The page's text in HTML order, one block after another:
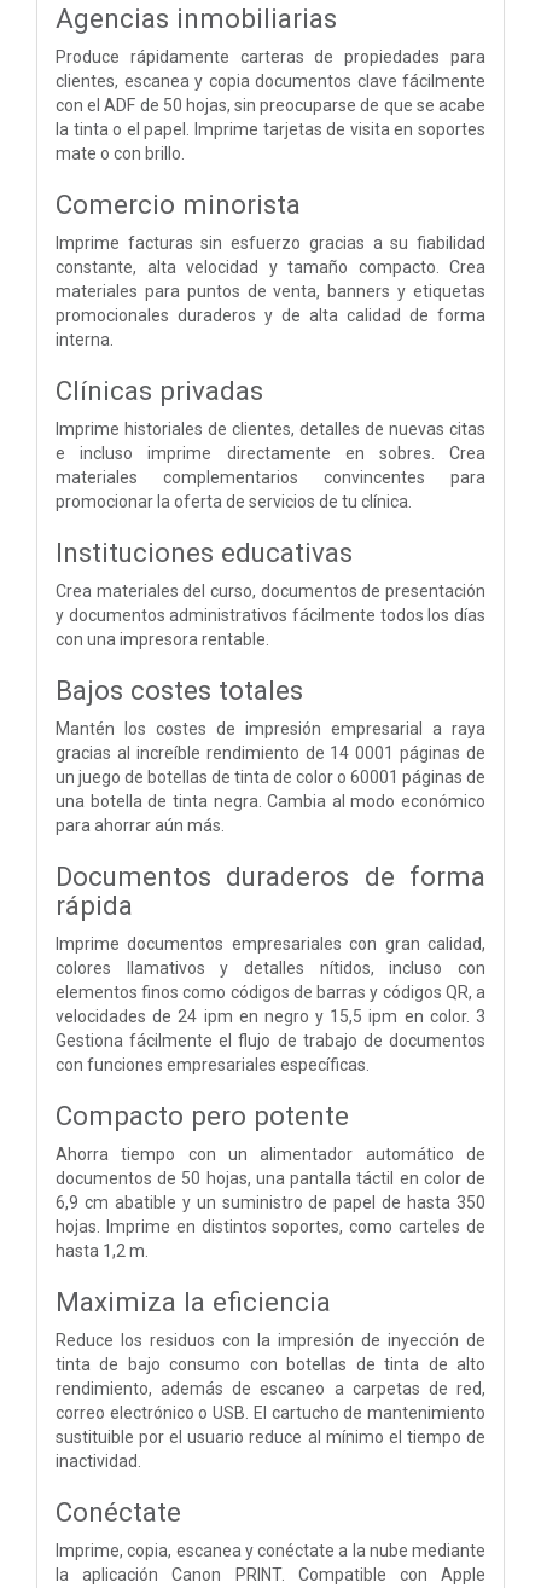
Agencias inmobiliarias
Produce rápidamente carteras de propiedades para
clientes, escanea y copia documentos clave fácilmente
con el ADF de 50 hojas, sin preocuparse de que se acabe
la tinta o el papel. Imprime tarjetas de visita en soportes
mate o con brillo.
Comercio minorista
Imprime facturas sin esfuerzo gracias a su fiabilidad
constante, alta velocidad y tamaño compacto. Crea
materiales para puntos de venta, banners y etiquetas
promocionales duraderos y de alta calidad de forma
interna.
Clínicas privadas
Imprime historiales de clientes, detalles de nuevas citas
e incluso imprime directamente en sobres. Crea
materiales complementarios convincentes para
promocionar la oferta de servicios de tu clínica.
Instituciones educativas
Crea materiales del curso, documentos de presentación
y documentos administrativos fácilmente todos los días
con una impresora rentable.
Bajos costes totales
Mantén los costes de impresión empresarial a raya
gracias al increíble rendimiento de 14 0001 páginas de
un juego de botellas de tinta de color o 60001 páginas de
una botella de tinta negra. Cambia al modo económico
para ahorrar aún más.
Documentos duraderos de forma
rápida
Imprime documentos empresariales con gran calidad,
colores llamativos y detalles nítidos, incluso con
elementos finos como códigos de barras y códigos QR, a
velocidades de 24 ipm en negro y 15,5 ipm en color. 3
Gestiona fácilmente el flujo de trabajo de documentos
con funciones empresariales específicas.
Compacto pero potente
Ahorra tiempo con un alimentador automático de
documentos de 50 hojas, una pantalla táctil en color de
6,9 cm abatible y un suministro de papel de hasta 350
hojas. Imprime en distintos soportes, como carteles de
hasta 1,2 m.
Maximiza la eficiencia
Reduce los residuos con la impresión de inyección de
tinta de bajo consumo con botellas de tinta de alto
rendimiento, además de escaneo a carpetas de red,
correo electrónico o USB. El cartucho de mantenimiento
sustituible por el usuario reduce al mínimo el tiempo de
inactividad.
Conéctate
Imprime, copia, escanea y conéctate a la nube mediante
la aplicación Canon PRINT. Compatible con Apple